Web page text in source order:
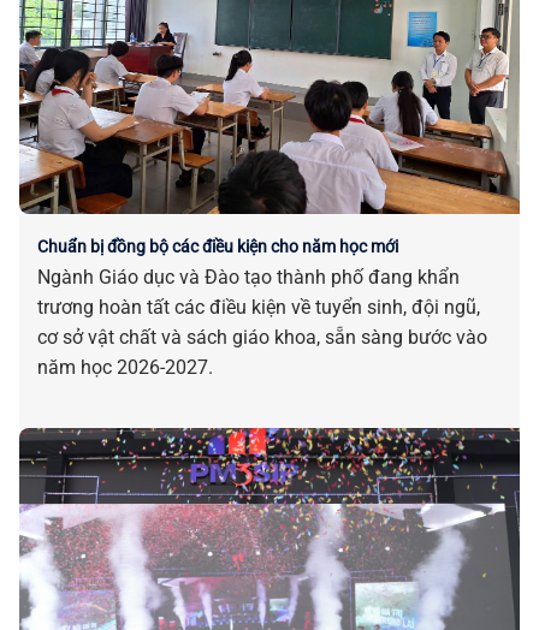
Chuẩn bị đồng bộ các điều kiện cho năm học mới
Ngành Giáo dục và Đào tạo thành phố đang khẩn
trương hoàn tất các điều kiện về tuyển sinh, đội ngũ,
cơ sở vật chất và sách giáo khoa, sẵn sàng bước vào
năm học 2026-2027.